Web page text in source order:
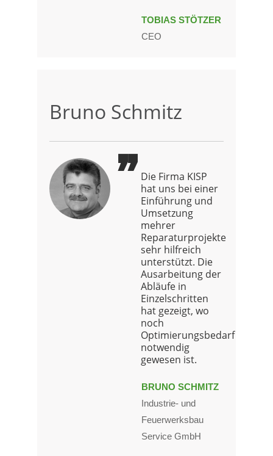
TOBIAS STÖTZER
CEO
Bruno Schmitz
Die Firma KISP
hat uns bei einer
Einführung und
Umsetzung
mehrer
Reparaturprojekte
sehr hilfreich
unterstützt. Die
Ausarbeitung der
Abläufe in
Einzelschritten
hat gezeigt, wo
noch
Optimierungsbedarf
notwendig
gewesen ist.
BRUNO SCHMITZ
Industrie- und
Feuerwerksbau
Service GmbH